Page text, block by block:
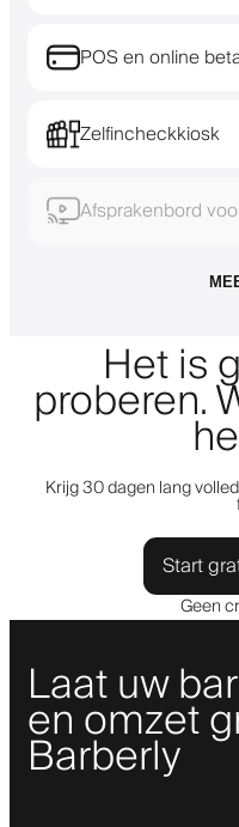
POS en online
Zelfincheckkiosk
Afsprakenbord
Het is
proberen.
Krijg 30 dagen lang
Start
Geen
Laat uw
en omzet
Barberly